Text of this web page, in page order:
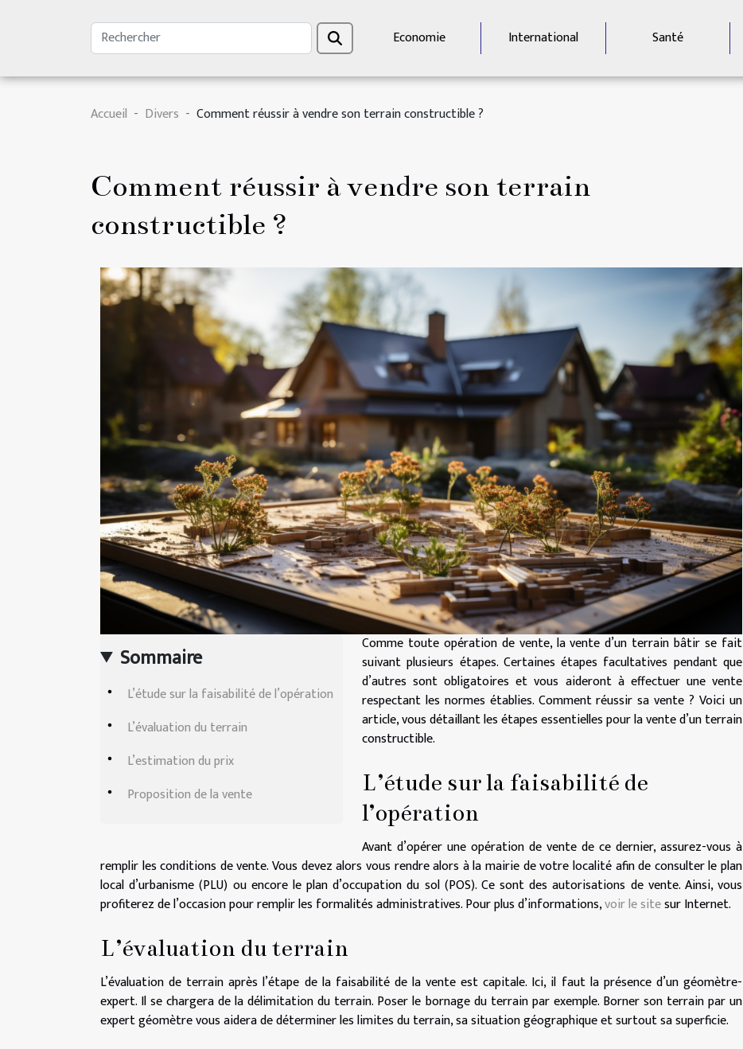
Economie International Santé
Accueil Divers Comment réussir à vendre son terrain constructible ?
Comment réussir à vendre son terrain
constructible ?
Sommaire
L’étude sur la faisabilité de l’opération
L’évaluation du terrain
L’estimation du prix
Proposition de la vente
Comme toute opération de vente, la vente d’un terrain bâtir se fait
suivant plusieurs étapes. Certaines étapes facultatives pendant que
d’autres sont obligatoires et vous aideront à effectuer une vente
respectant les normes établies. Comment réussir sa vente ? Voici un
article, vous détaillant les étapes essentielles pour la vente d’un terrain
constructible.
L’étude sur la faisabilité de
l’opération
Avant d’opérer une opération de vente de ce dernier, assurez-vous à
remplir les conditions de vente. Vous devez alors vous rendre alors à la mairie de votre localité afin de consulter le plan
local d’urbanisme (PLU) ou encore le plan d’occupation du sol (POS). Ce sont des autorisations de vente. Ainsi, vous
profiterez de l’occasion pour remplir les formalités administratives. Pour plus d’informations,voir le sitesur Internet.
L’évaluation du terrain
L’évaluation de terrain après l’étape de la faisabilité de la vente est capitale. Ici, il faut la présence d’un géomètre-
expert. Il se chargera de la délimitation du terrain. Poser le bornage du terrain par exemple. Borner son terrain par un
expert géomètre vous aidera de déterminer les limites du terrain, sa situation géographique et surtout sa superficie.